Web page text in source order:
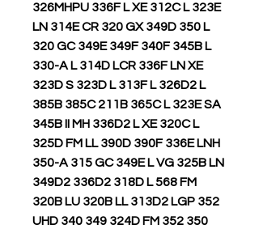
326MHPU 336F L XE 312C L 323E
LN 314E CR 320 GX 349D 350 L
320 GC 349E 349F 340F 345B L
330-A L 314D LCR 336F LN XE
323D S 323D L 313F L 326D2 L
385B 385C 211B 365C L 323E SA
345B II MH 336D2 L XE 320C L
325D FM LL 390D 390F 336E LNH
350-A 315 GC 349E L VG 325B LN
349D2 336D2 318D L 568 FM
320B LU 320B LL 313D2 LGP 352
UHD 340 349 324D FM 352 350